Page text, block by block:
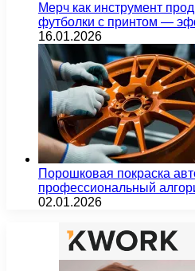
Мерч как инструмент
футболки с принтом —
16.01.2026
Порошковая покраска
профессиональный
02.01.2026